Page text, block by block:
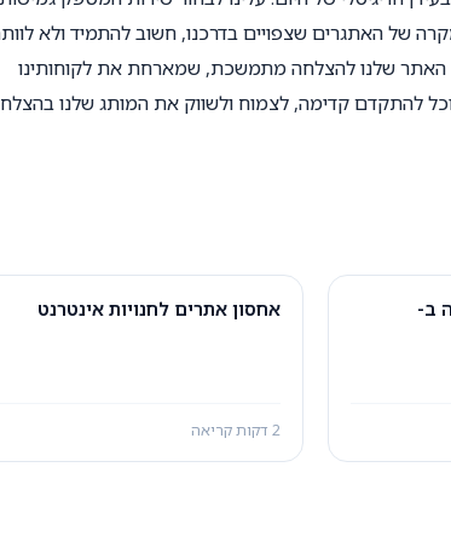
של האתגרים שצפויים בדרכנו, חשוב להתמיד ולא
האתר שלנו להצלחה מתמשכת, שמארחת את לקוחותינו
להתקדם קדימה, לצמוח ולשווק את המותג שלנו
ב-
אחסון אתרים לחנויות אינטרנט
2 דקות קריאה